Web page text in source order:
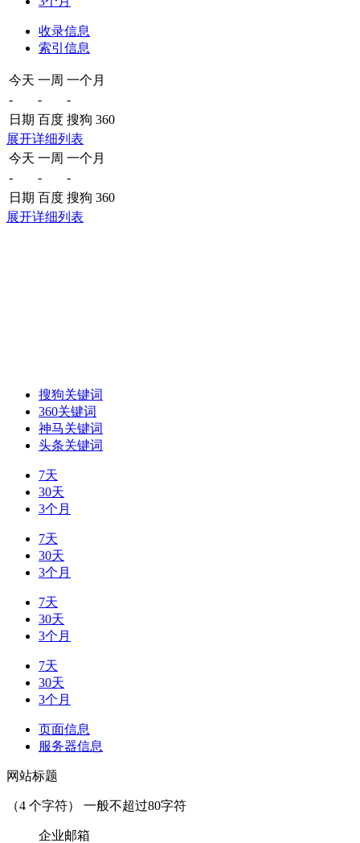
收录信息
索引信息
今天 一周 一个月
-
-
-
日期 百度 搜狗 360
展开详细列表
今天 一周 一个月
-
-
-
日期 百度 搜狗 360
展开详细列表
搜狗关键词
360关键词
神马关键词
头条关键词
7天
30天
3个月
7天
30天
3个月
7天
30天
3个月
7天
30天
3个月
页面信息
服务器信息
网站标题
（4 个字符） 一般不超过80字符
企业邮箱